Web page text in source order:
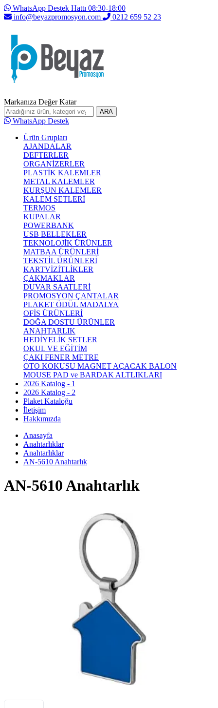
WhatsApp Destek Hattı 08:30-18:00
info@beyazpromosyon.com
0212 659 52 23
Markanıza Değer Katar
ARA
WhatsApp Destek
Ürün Grupları
AJANDALAR
DEFTERLER
ORGANİZERLER
PLASTİK KALEMLER
METAL KALEMLER
KURŞUN KALEMLER
KALEM SETLERİ
TERMOS
KUPALAR
POWERBANK
USB BELLEKLER
TEKNOLOJİK ÜRÜNLER
MATBAA ÜRÜNLERİ
TEKSTİL ÜRÜNLERİ
KARTVİZİTLİKLER
ÇAKMAKLAR
DUVAR SAATLERİ
PROMOSYON ÇANTALAR
PLAKET ÖDÜL MADALYA
OFİS ÜRÜNLERİ
DOĞA DOSTU ÜRÜNLER
ANAHTARLIK
HEDİYELİK SETLER
OKUL VE EĞİTİM
ÇAKI FENER METRE
OTO KOKUSU MAGNET AÇACAK BALON
MOUSE PAD ve BARDAK ALTLIKLARI
2026 Katalog - 1
2026 Katalog - 2
Plaket Kataloğu
İletişim
Hakkımızda
Anasayfa
Anahtarlıklar
Anahtarlıklar
AN-5610 Anahtarlık
AN-5610 Anahtarlık